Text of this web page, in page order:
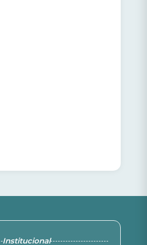
Institucional